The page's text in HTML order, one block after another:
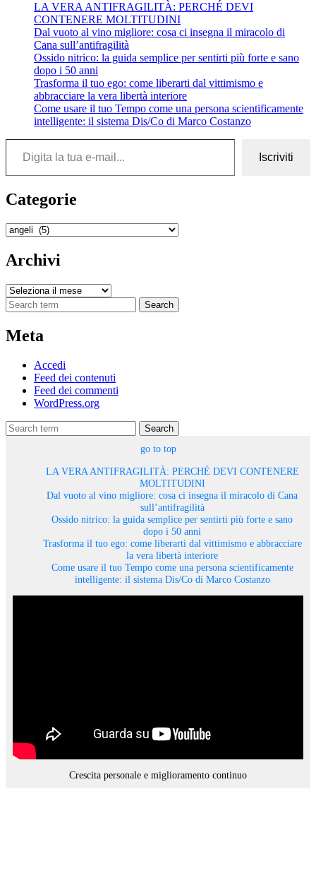
LA VERA ANTIFRAGILITÀ: PERCHÉ DEVI
CONTENERE MOLTITUDINI
Dal vuoto al vino migliore: cosa ci insegna il miracolo di
Cana sull’antifragilità
Ossido nitrico: la guida semplice per sentirti più forte e sano
dopo i 50 anni
Trasforma il tuo ego: come liberarti dal vittimismo e
abbracciare la vera libertà interiore
Come usare il tuo Tempo come una persona scientificamente
intelligente: il sistema Dis/Co di Marco Costanzo
Digita la tua e-mail...
Iscriviti
Categorie
Categorie
Archivi
Archivi
Search
Meta
Accedi
Feed dei contenuti
Feed dei commenti
WordPress.org
Search
go to top
LA VERA ANTIFRAGILITÀ: PERCHÉ DEVI CONTENERE
MOLTITUDINI
Dal vuoto al vino migliore: cosa ci insegna il miracolo di Cana
sull’antifragilità
Ossido nitrico: la guida semplice per sentirti più forte e sano
dopo i 50 anni
Trasforma il tuo ego: come liberarti dal vittimismo e abbracciare
la vera libertà interiore
Come usare il tuo Tempo come una persona scientificamente
intelligente: il sistema Dis/Co di Marco Costanzo
Crescita personale e miglioramento continuo